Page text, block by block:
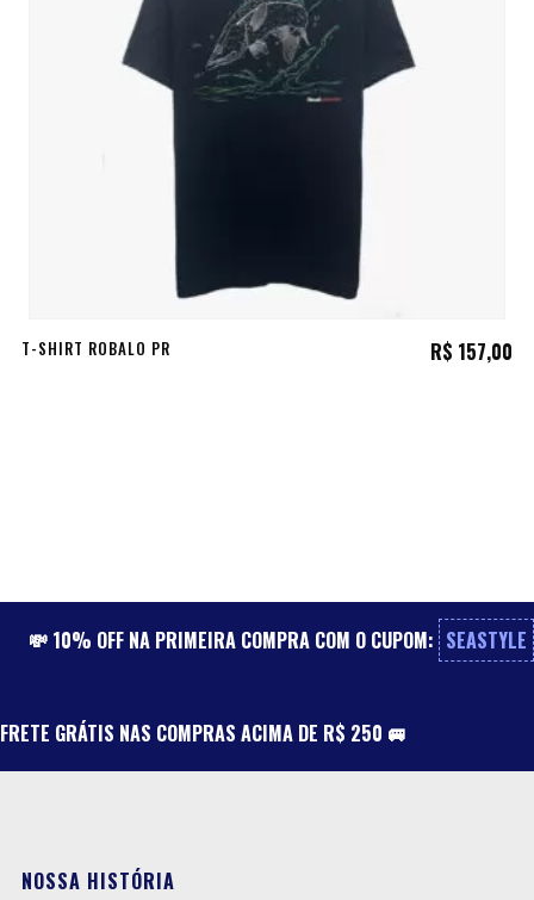
T-SHIRT ROBALO PR R$ 157,00
💸 10% OFF NA PRIMEIRA COMPRA COM O CUPOM: SEASTYLE
FRETE GRÁTIS NAS COMPRAS ACIMA DE R$ 250 🚐
NOSSA HISTÓRIA